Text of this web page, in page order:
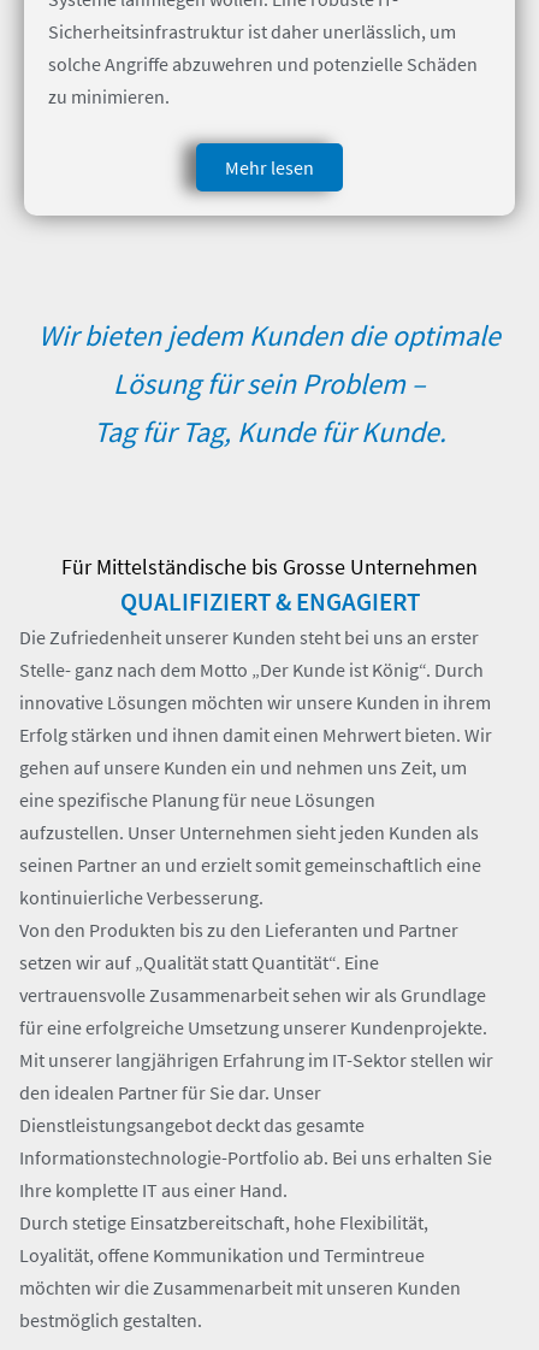
Sicherheitsinfrastruktur ist daher unerlässlich, um
solche Angriffe abzuwehren und potenzielle Schäden
zu minimieren.
Mehr lesen
Wir bieten jedem Kunden die optimale
Lösung für sein Problem –
Tag für Tag, Kunde für Kunde.
Für Mittelständische bis Grosse Unternehmen
QUALIFIZIERT & ENGAGIERT
Die Zufriedenheit unserer Kunden steht bei uns an erster
Stelle- ganz nach dem Motto „Der Kunde ist König“. Durch
innovative Lösungen möchten wir unsere Kunden in ihrem
Erfolg stärken und ihnen damit einen Mehrwert bieten. Wir
gehen auf unsere Kunden ein und nehmen uns Zeit, um
eine spezifische Planung für neue Lösungen
aufzustellen. Unser Unternehmen sieht jeden Kunden als
seinen Partner an und erzielt somit gemeinschaftlich eine
kontinuierliche Verbesserung.
Von den Produkten bis zu den Lieferanten und Partner
setzen wir auf „Qualität statt Quantität“. Eine
vertrauensvolle Zusammenarbeit sehen wir als Grundlage
für eine erfolgreiche Umsetzung unserer Kundenprojekte.
Mit unserer langjährigen Erfahrung im IT-Sektor stellen wir
den idealen Partner für Sie dar. Unser
Dienstleistungsangebot deckt das gesamte
Informationstechnologie-Portfolio ab. Bei uns erhalten Sie
Ihre komplette IT aus einer Hand.
Durch stetige Einsatzbereitschaft, hohe Flexibilität,
Loyalität, offene Kommunikation und Termintreue
möchten wir die Zusammenarbeit mit unseren Kunden
bestmöglich gestalten.